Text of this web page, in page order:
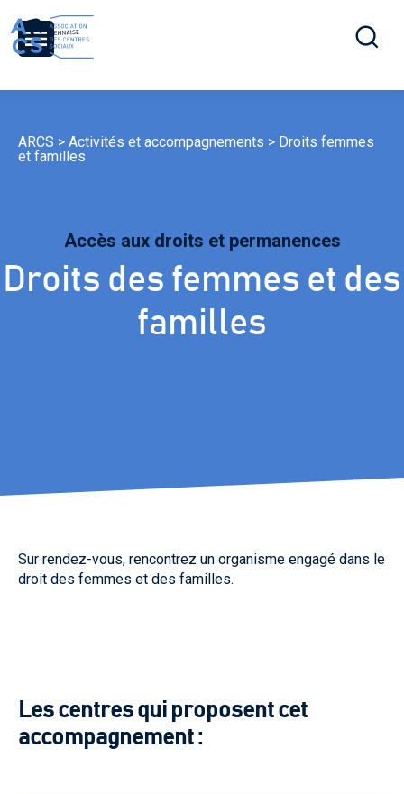
Menu
Ouvrir la
ARCS > Activités et accompagnements > Droits femmes
et familles
Accès aux droits et permanences
Droits des femmes et des
familles
Sur rendez-vous, rencontrez un organisme engagé dans le
droit des femmes et des familles.
Les centres qui proposent cet
accompagnement :